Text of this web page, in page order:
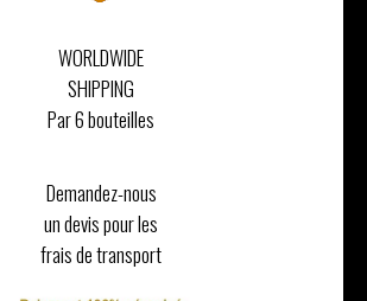
WORLDWIDE
SHIPPING
Par 6 bouteilles
Demandez-nous
un devis pour les
frais de transport